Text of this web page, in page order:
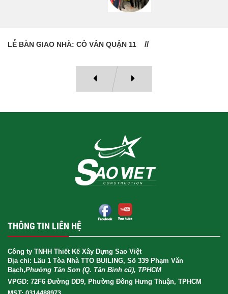
LỄ BÀN GIAO NHÀ: CÔ VÂN QUẬN 11
THÔNG TIN LIÊN HỆ
Công ty TNHH Thiết Kế Xây Dựng Sao Việt
Địa chỉ: Lầu 1 Tòa Nhà TTO BUILING, Số 339 Phạm Văn
Bạch,Phường Tân Sơn (Q. Tân Bình cũ), TPHCM
VPGD: 72F6 Đường DD9, Phường Đông Hưng Thuận, TPHCM